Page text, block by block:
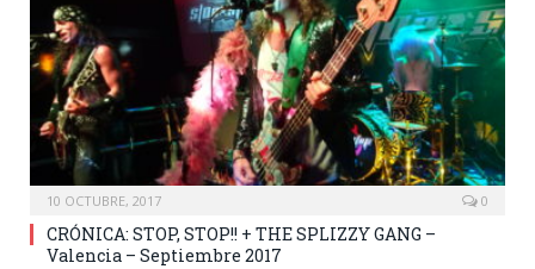
10 OCTUBRE, 2017 0
CRÓNICA: STOP, STOP!! + THE SPLIZZY GANG –
Valencia – Septiembre 2017